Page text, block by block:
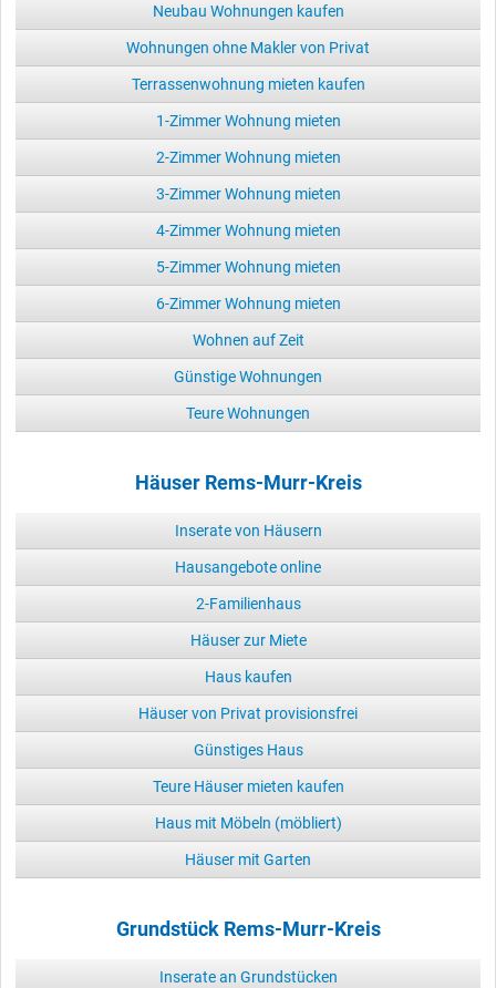
Neubau Wohnungen kaufen
Wohnungen ohne Makler von Privat
Terrassenwohnung mieten kaufen
1-Zimmer Wohnung mieten
2-Zimmer Wohnung mieten
3-Zimmer Wohnung mieten
4-Zimmer Wohnung mieten
5-Zimmer Wohnung mieten
6-Zimmer Wohnung mieten
Wohnen auf Zeit
Günstige Wohnungen
Teure Wohnungen
Häuser Rems-Murr-Kreis
Inserate von Häusern
Hausangebote online
2-Familienhaus
Häuser zur Miete
Haus kaufen
Häuser von Privat provisionsfrei
Günstiges Haus
Teure Häuser mieten kaufen
Haus mit Möbeln (möbliert)
Häuser mit Garten
Grundstück Rems-Murr-Kreis
Inserate an Grundstücken